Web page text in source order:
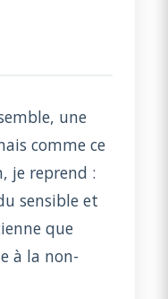
une
comme ce
je reprend :
sensible et
que
à la non-